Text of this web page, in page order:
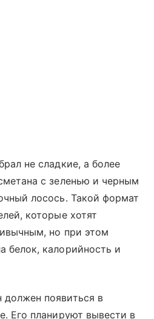
не сладкие, а более
с зеленью и черным
лосось. Такой формат
которые хотят
но при этом
белок, калорийность и
появиться в
Его планируют вывести в